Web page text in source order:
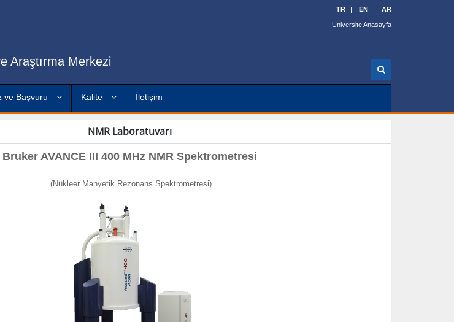
Araştırma Merkezi
TR EN AR
Üniversite Anasayfa
r
ve Başvuru Kalite İletişim
NMR Laboratuvarı
Bruker AVANCE III 400 MHz NMR Spektrometresi
(Nükleer Manyetik Rezonans Spektrometresi)